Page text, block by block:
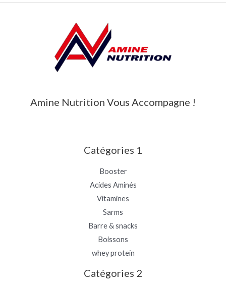
Amine Nutrition Vous Accompagne !
Catégories 1
Booster
Acides Aminés
Vitamines
Sarms
Barre & snacks
Boissons
whey protein
Catégories 2